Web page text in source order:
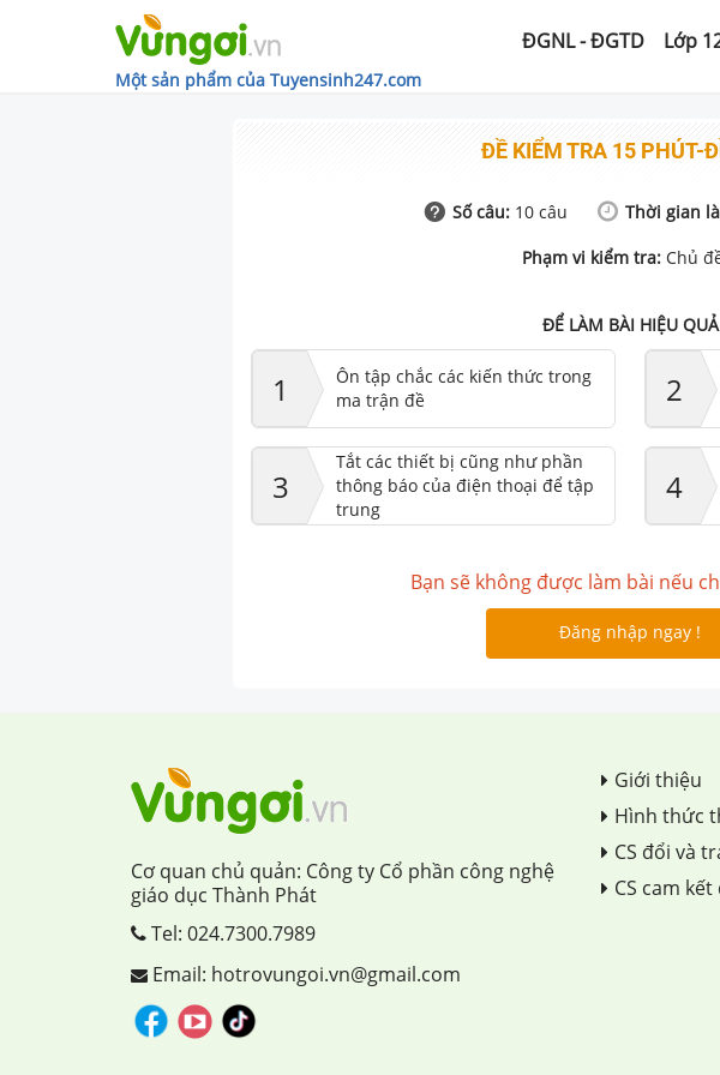
Một sản phẩm của Tuyensinh247.com
ĐGNL - ĐGTD Lớp
ĐỀ KIỂM TRA 15 PHÚT-
Số câu: 10câu Thời gian
Phạm vi kiểm tra: Chủ
ĐỂ LÀM BÀI HIỆU QUẢ
1
Ôn tập chắc các kiến thức trong
ma trận đề
2
3
Tắt các thiết bị cũng như phần
thông báo của điện thoại để tập
trung
4
Bạn sẽ không được làm bài nếu
Đăng nhập ngay !
Cơ quan chủ quản: Công ty Cổ phần công nghệ
giáo dục Thành Phát
Tel: 024.7300.7989
Email: hotrovungoi.vn@gmail.com
Giới thiệu
Hình thức
CS đổi và
CS cam